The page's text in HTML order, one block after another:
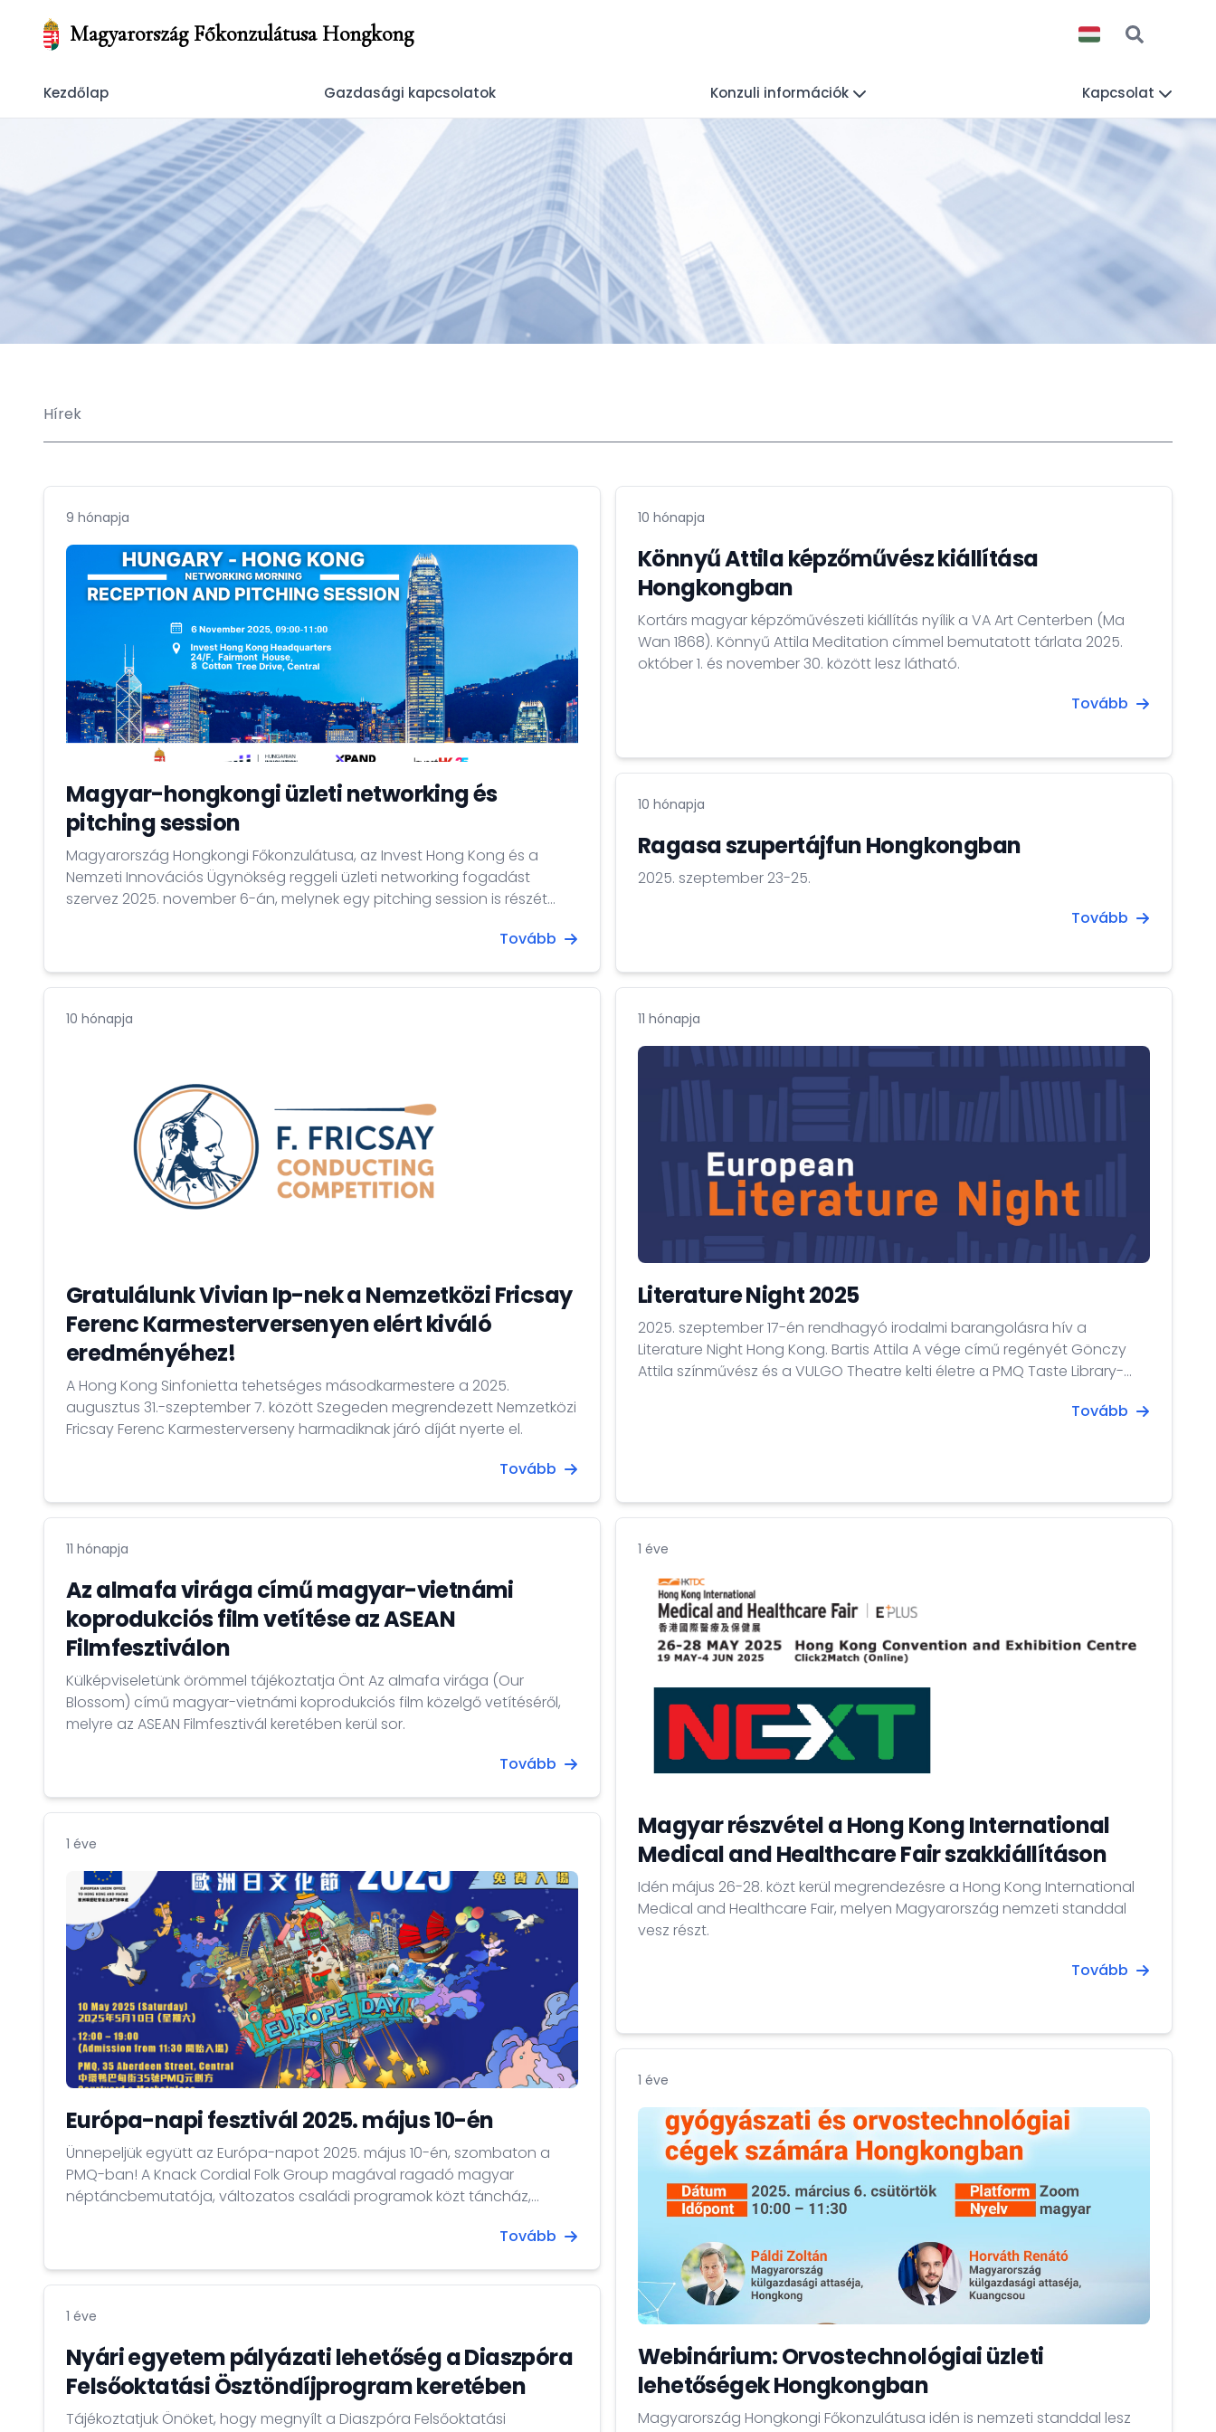
Magyarország Főkonzulátusa Hongkong
Kezdőlap Gazdasági kapcsolatok Konzuli információk Kapcsolat
Hírek
9 hónapja
Magyar-hongkongi üzleti networking és
pitching session
Magyarország Hongkongi Főkonzulátusa, az Invest Hong Kong és a
Nemzeti Innovációs Ügynökség reggeli üzleti networking fogadást
szervez 2025. november 6-án, melynek egy pitching session is részét
Tovább
10 hónapja
Könnyű Attila képzőművész kiállítása
Hongkongban
Kortárs magyar képzőművészeti kiállítás nyílik a VA Art Centerben (Ma
Wan 1868). Könnyű Attila Meditation címmel bemutatott tárlata 2025.
október 1. és november 30. között lesz látható.
Tovább
10 hónapja
Ragasa szupertájfun Hongkongban
2025. szeptember 23-25.
Tovább
10 hónapja
Gratulálunk Vivian Ip-nek a Nemzetközi Fricsay
Ferenc Karmesterversenyen elért kiváló
eredményéhez!
A Hong Kong Sinfonietta tehetséges másodkarmestere a 2025.
augusztus 31.-szeptember 7. között Szegeden megrendezett Nemzetközi
Fricsay Ferenc Karmesterverseny harmadiknak járó díját nyerte el.
Tovább
11 hónapja
Literature Night 2025
2025. szeptember 17-én rendhagyó irodalmi barangolásra hív a
Literature Night Hong Kong. Bartis Attila A vége című regényét Gönczy
Attila színművész és a VULGO Theatre kelti életre a PMQ Taste Library-
Tovább
11 hónapja
Az almafa virága című magyar-vietnámi
koprodukciós film vetítése az ASEAN
Filmfesztiválon
Külképviseletünk örömmel tájékoztatja Önt Az almafa virága (Our
Blossom) című magyar-vietnámi koprodukciós film közelgő vetítéséről,
melyre az ASEAN Filmfesztivál keretében kerül sor.
Tovább
1 éve
Magyar részvétel a Hong Kong International
Medical and Healthcare Fair szakkiállításon
Idén május 26-28. közt kerül megrendezésre a Hong Kong International
Medical and Healthcare Fair, melyen Magyarország nemzeti standdal
vesz részt.
Tovább
1 éve
Európa-napi fesztivál 2025. május 10-én
Ünnepeljük együtt az Európa-napot 2025. május 10-én, szombaton a
PMQ-ban! A Knack Cordial Folk Group magával ragadó magyar
néptáncbemutatója, változatos családi programok közt táncház,
Tovább
1 éve
Webinárium: Orvostechnológiai üzleti
lehetőségek Hongkongban
Magyarország Hongkongi Főkonzulátusa idén is nemzeti standdal lesz
1 éve
Nyári egyetem pályázati lehetőség a Diaszpóra
Felsőoktatási Ösztöndíjprogram keretében
Tájékoztatjuk Önöket, hogy megnyílt a Diaszpóra Felsőoktatási